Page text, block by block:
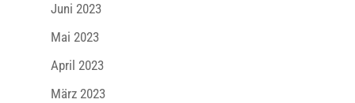
Juni 2023
Mai 2023
April 2023
März 2023